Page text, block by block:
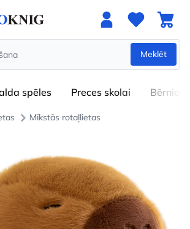
Meklēt
spēles Preces skolai Bērniem
Mīkstās rotaļlietas